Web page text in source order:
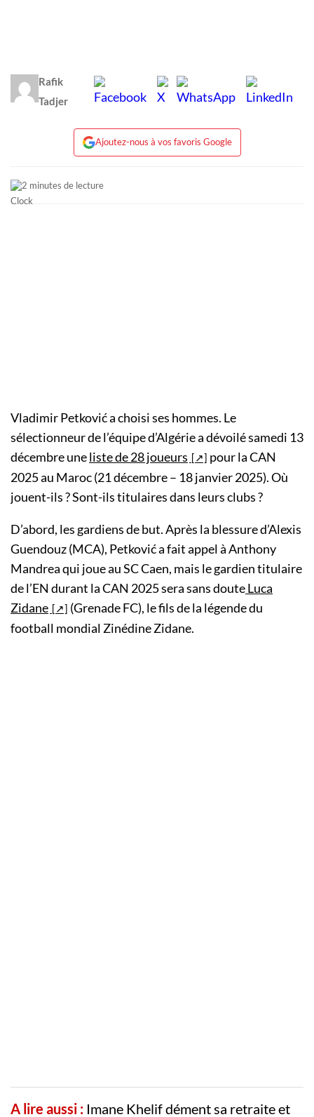
Rafik
Tadjer
Ajoutez-nous à vos favoris Google
2 minutes de lecture
Vladimir Petković a choisi ses hommes. Le
sélectionneur de l’équipe d’Algérie a dévoilé samedi 13
décembre uneliste de 28 joueurs
pour la CAN
2025 au Maroc (21 décembre – 18 janvier 2025). Où
jouent-ils ? Sont-ils titulaires dans leurs clubs ?
D’abord, les gardiens de but. Après la blessure d’Alexis
Guendouz (MCA), Petković a fait appel à Anthony
Mandrea qui joue au SC Caen, mais le gardien titulaire
de l’EN durant la CAN 2025 sera sans douteLuca
Zidane
(Grenade FC), le fils de la légende du
football mondial Zinédine Zidane.
A lire aussi : Imane Khelif dément sa retraite et